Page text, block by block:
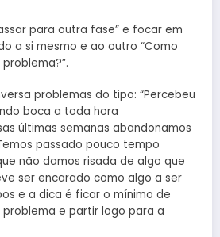
para outra fase” e focar em
a si mesmo e ao outro “Como
problemas do tipo: “Percebeu
boca a toda hora
últimas semanas abandonamos
passado pouco tempo
não damos risada de algo que
ser encarado como algo a ser
e a dica é ficar o mínimo de
e partir logo para a